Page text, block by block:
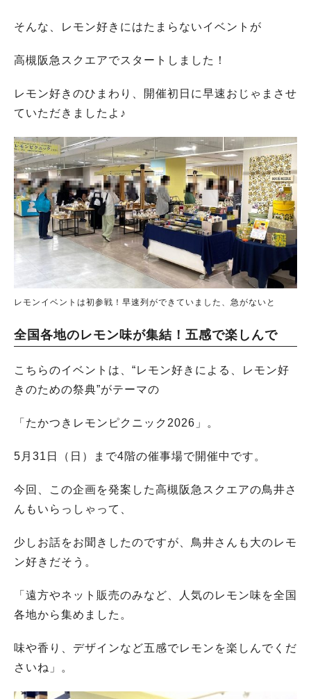
そんな、レモン好きにはたまらないイベントが
高槻阪急スクエアでスタートしました！
レモン好きのひまわり、開催初日に早速おじゃまさせ
ていただきましたよ♪
レモンイベントは初参戦！早速列ができていました、急がないと
全国各地のレモン味が集結！五感で楽しんで
こちらのイベントは、“レモン好きによる、レモン好
きのための祭典”がテーマの
「たかつきレモンピクニック2026」。
5月31日（日）まで4階の催事場で開催中です。
今回、この企画を発案した高槻阪急スクエアの鳥井さ
んもいらっしゃって、
少しお話をお聞きしたのですが、鳥井さんも大のレモ
ン好きだそう。
「遠方やネット販売のみなど、人気のレモン味を全国
各地から集めました。
味や香り、デザインなど五感でレモンを楽しんでくだ
さいね」。